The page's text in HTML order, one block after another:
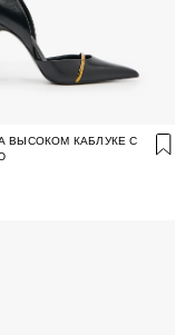
ВЫСОКОМ КАБЛУКЕ С